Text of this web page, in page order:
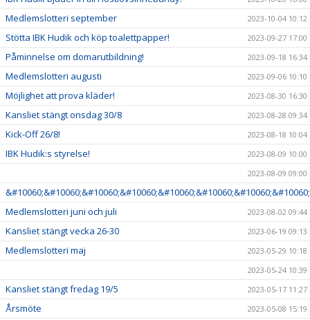
Medlemslotteri september 2023-10-04 10:12
Stötta IBK Hudik och köp toalettpapper! 2023-09-27 17:00
Påminnelse om domarutbildning! 2023-09-18 16:34
Medlemslotteri augusti 2023-09-06 10:10
Möjlighet att prova kläder! 2023-08-30 16:30
Kansliet stängt onsdag 30/8 2023-08-28 09:34
Kick-Off 26/8! 2023-08-18 10:04
IBK Hudik:s styrelse!
2023-08-09 10:00
2023-08-09 09:00
Medlemslotteri juni och juli
2023-08-02 09:44
Kansliet stängt vecka 26-30 2023-06-19 09:13
Medlemslotteri maj
2023-05-29 10:18
2023-05-24 10:39
Kansliet stängt fredag 19/5 2023-05-17 11:27
Årsmöte 2023-05-08 15:19